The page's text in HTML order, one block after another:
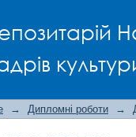
→ Дипломні роботи →